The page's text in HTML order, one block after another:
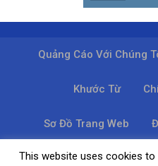
Quảng Cáo Với Chúng
Khước Từ
Sơ Đồ Trang Web
© 2026 - Tin tức.
This website uses cookies to